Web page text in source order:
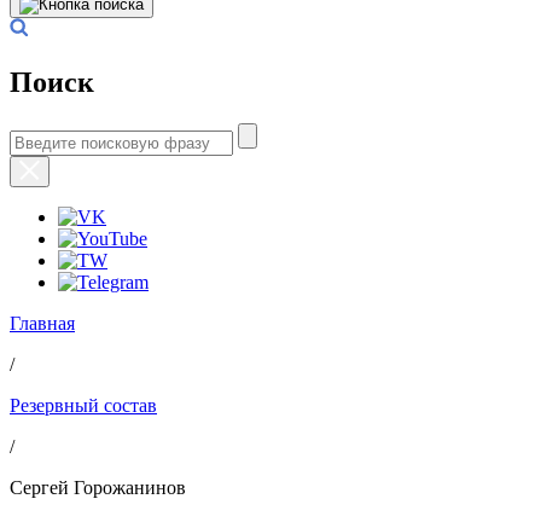
Поиск
Главная
/
Резервный состав
/
Сергей Горожанинов